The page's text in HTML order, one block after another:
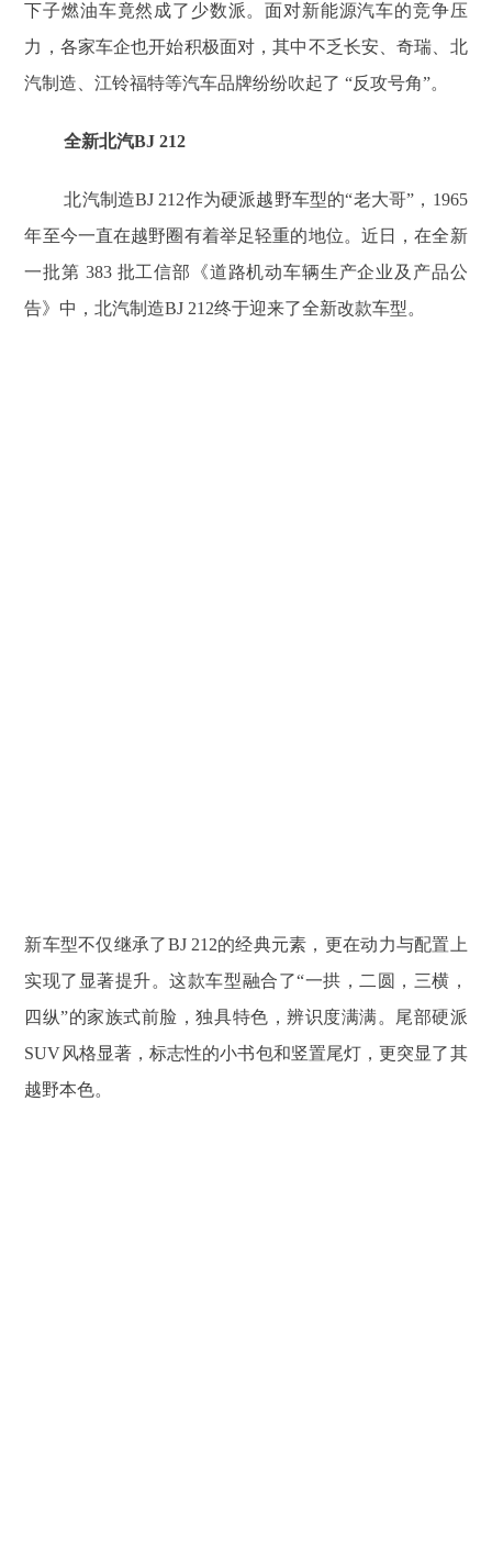
下子燃油车竟然成了少数派。面对新能源汽车的竞争压
力，各家车企也开始积极面对，其中不乏长安、奇瑞、北
汽制造、江铃福特等汽车品牌纷纷吹起了 “反攻号角”。
全新北汽BJ 212
北汽制造BJ 212作为硬派越野车型的“老大哥”，1965
年至今一直在越野圈有着举足轻重的地位。近日，在全新
一批第 383 批工信部《道路机动车辆生产企业及产品公
告》中，北汽制造BJ 212终于迎来了全新改款车型。
新车型不仅继承了BJ 212的经典元素，更在动力与配置上
实现了显著提升。这款车型融合了“一拱，二圆，三横，
四纵”的家族式前脸，独具特色，辨识度满满。尾部硬派
SUV风格显著，标志性的小书包和竖置尾灯，更突显了其
越野本色。